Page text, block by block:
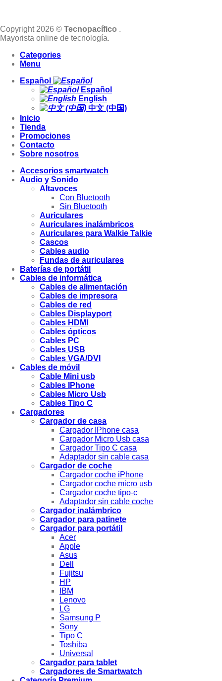
Copyright 2026 © Tecnopacífico .
Mayorista online de tecnología.
Categories
Menu
Español
Español
English
中文 (中国)
Inicio
Tienda
Promociones
Contacto
Sobre nosotros
Accesorios smartwatch
Audio y Sonido
Altavoces
Con Bluetooth
Sin Bluetooth
Auriculares
Auriculares inalámbricos
Auriculares para Walkie Talkie
Cascos
Cables audio
Fundas de auriculares
Baterías de portátil
Cables de informática
Cables de alimentación
Cables de impresora
Cables de red
Cables Displayport
Cables HDMI
Cables ópticos
Cables PC
Cables USB
Cables VGA/DVI
Cables de móvil
Cable Mini usb
Cables IPhone
Cables Micro Usb
Cables Tipo C
Cargadores
Cargador de casa
Cargador IPhone casa
Cargador Micro Usb casa
Cargador Tipo C casa
Adaptador sin cable casa
Cargador de coche
Cargador coche iPhone
Cargador coche micro usb
Cargador coche tipo-c
Adaptador sin cable coche
Cargador inalámbrico
Cargador para patinete
Cargador para portátil
Acer
Apple
Asus
Dell
Fujitsu
HP
IBM
Lenovo
LG
Samsung P
Sony
Tipo C
Toshiba
Universal
Cargador para tablet
Cargadores de Smartwatch